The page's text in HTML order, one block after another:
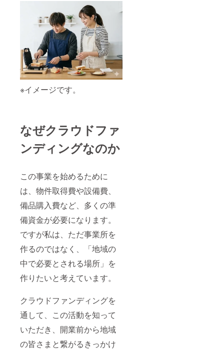
※イメージです。
なぜクラウドファ
ンディングなのか
この事業を始めるために
は、物件取得費や設備費、
備品購入費など、多くの準
備資金が必要になります。
ですが私は、ただ事業所を
作るのではなく、「地域の
中で必要とされる場所」を
作りたいと考えています。
クラウドファンディングを
通して、この活動を知って
いただき、開業前から地域
の皆さまと繋がるきっかけ